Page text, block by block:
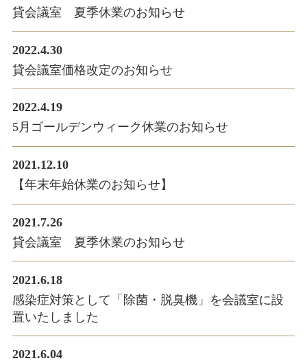
貸会議室 夏季休業のお知らせ
2022.4.30
貸会議室価格改定のお知らせ
2022.4.19
5月ゴールデンウィーク休業のお知らせ
2021.12.10
【年末年始休業のお知らせ】
2021.7.26
貸会議室 夏季休業のお知らせ
2021.6.18
感染症対策として「除菌・脱臭機」を会議室に設
置いたしました
2021.6.04